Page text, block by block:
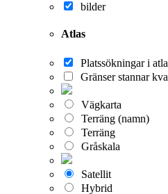
bilder
Atlas
Platssökningar i
Gränser stannar
Vägkarta
Terräng (namn)
Terräng
Gråskala
Satellit
Hybrid